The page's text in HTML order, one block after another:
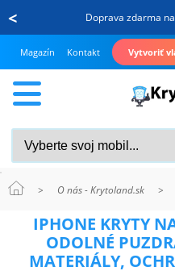
< Doprava zdarma
Magazín Kontakt Vytvoriť
PUZDRÁ
IPHONE KRYTY
ODOLNÉ
MATERIÁLY,
> O nás - Krytoland.sk >